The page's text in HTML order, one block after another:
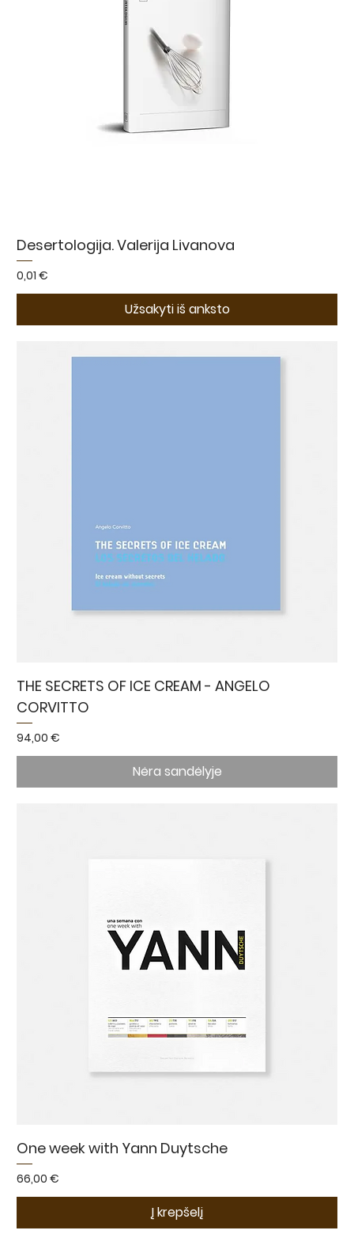
Desertologija. Valerija Livanova
Kaina
0,01 €
Užsakyti iš anksto
THE SECRETS OF ICE CREAM - ANGELO
CORVITTO
Kaina
94,00 €
Nėra sandėlyje
One week with Yann Duytsche
Kaina
66,00 €
Į krepšelį